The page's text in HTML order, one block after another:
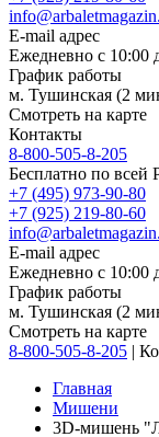
E-mail адрес
Ежедневно с 10:00
График работы
м. Тушинская (2
Смотреть на карте
Контакты
8-800-505-8-205
Бесплатно по всей
+7 (495) 973-90-80
+7 (925) 219-80-60
E-mail адрес
Ежедневно с 10:00
График работы
м. Тушинская (2
Смотреть на карте
8-800-505-8-205 |
Главная
Мишени
3D-мишень